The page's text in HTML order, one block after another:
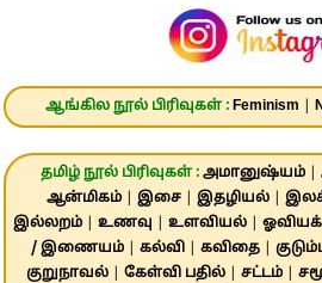
ஆங்கில நூல் பிரிவுகள் : Feminism
தமிழ் நூல் பிரிவுகள் : அமானுஷ்யம்
ஆன்மிகம்
இசை இதழியல்
இல்லறம்| உணவு உளவியல்|
/ இணையம்
கல்வி கவிதை
குறுநாவல்| கேள்வி பதில்| சட்டம்|